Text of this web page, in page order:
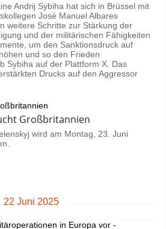
Andrij Sybiha hat sich in Brüssel mit
José Manuel Albares
weitere Schritte zur Stärkung der
und der militärischen Fähigkeiten
um den Sanktionsdruck auf
und so den Frieden
Sybiha auf der Plattform X. Das
Drucks auf den Aggressor
Großbritannien
wird am Montag, 23. Juni
22 Juni 2025